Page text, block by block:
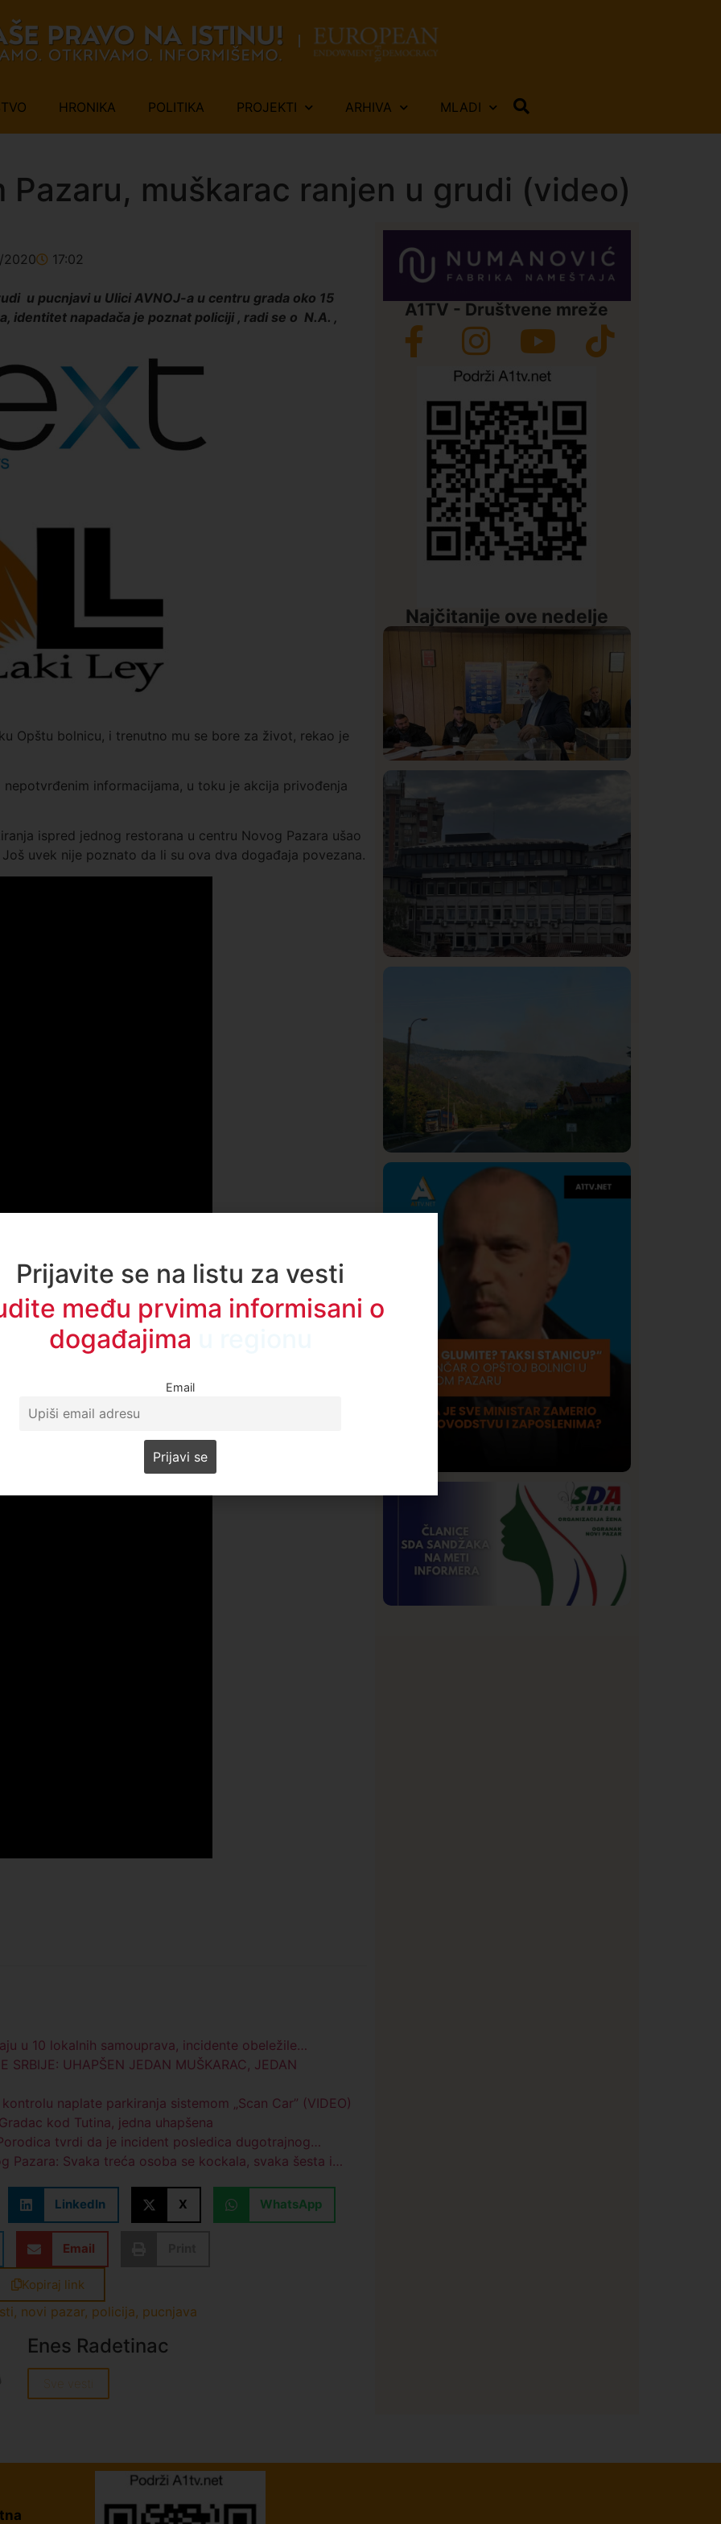
HRONIKA POLITIKA PROJEKTI ARHIVA MLADI
Pazaru, muškarac ranjen u grudi (video)
2020 17:02
u pucnjavi u Ulici AVNOJ-a u centru grada oko 15
identitet napadača je poznat policiji , radi se o N.A. ,
Opštu bolnicu, i trenutno mu se bore za život, rekao je
informacijama, u toku je akcija privođenja
ispred jednog restorana u centru Novog Pazara ušao
uvek nije poznato da li su ova dva događaja povezana.
u 10 lokalnih samouprava, incidente obeležile…
SRBIJE: UHAPŠEN JEDAN MUŠKARAC, JEDAN
naplate parkiranja sistemom „Scan Car” (VIDEO)
kod Tutina, jedna uhapšena
tvrdi da je incident posledica dugotrajnog…
Pazara: Svaka treća osoba se kockala, svaka šesta i…
LinkedIn X WhatsApp
Email
Kopiraj link
, novi pazar, policija, pucnjava
Enes Radetinac
Sve vesti
A1TV - Društvene mreže
Najčitanije ove nedelje
Rasim Ljajić podneo ostavku na mesto
predsednika SDPS
produžen mu pritvor
Društvo Istaknuto
Požar od Magliča do Ušća, brda u
plamenu – vatrogasci na terenu
Društvo Istaknuto
Lončar o Opštoj bolnici u Novom
Pazaru: „Šta glumite? Taksi stanicu?“
Prijavite se na listu za vesti
među prvima informisani o
događajima
Email